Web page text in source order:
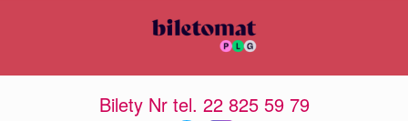
Bilety Nr tel. 22 825 59 79